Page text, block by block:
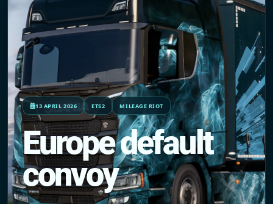
13 APRIL 2026 ETS2 MILEAGE RIOT
Europe default
convoy